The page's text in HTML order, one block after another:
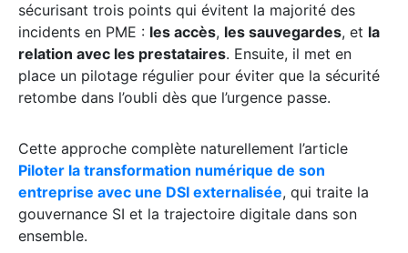
sécurisant trois points qui évitent la majorité des
incidents en PME : les accès, les sauvegardes, et la
relation avec les prestataires. Ensuite, il met en
place un pilotage régulier pour éviter que la sécurité
retombe dans l’oubli dès que l’urgence passe.
Cette approche complète naturellement l’article
Piloter la transformation numérique de son
entreprise avec une DSI externalisée, qui traite la
gouvernance SI et la trajectoire digitale dans son
ensemble.